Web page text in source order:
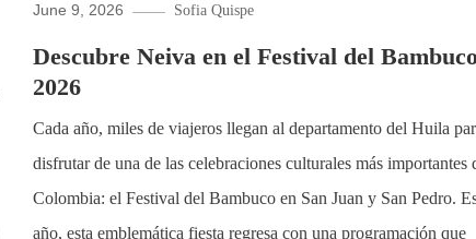
June 9, 2026 Sofia Quispe
Descubre Neiva en el Festival del
2026
Cada año, miles de viajeros llegan al departamento del Huila
disfrutar de una de las celebraciones culturales más importantes
Colombia: el Festival del Bambuco en San Juan y San Pedro.
año, esta emblemática fiesta regresa con una programación que